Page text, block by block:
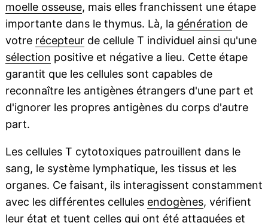
moelle osseuse, mais elles franchissent une étape
importante dans le thymus. Là, la génération de
votre récepteurde cellule T individuel ainsi qu'une
sélection positive et négative a lieu. Cette étape
garantit que les cellules sont capables de
reconnaître les antigènes étrangers d'une part et
d'ignorer les propres antigènes du corps d'autre
part.
Les cellules T cytotoxiques patrouillent dans le
sang, le système lymphatique, les tissus et les
organes. Ce faisant, ils interagissent constamment
avec les différentes cellules endogènes, vérifient
leur état et tuent celles qui ont été attaquées et